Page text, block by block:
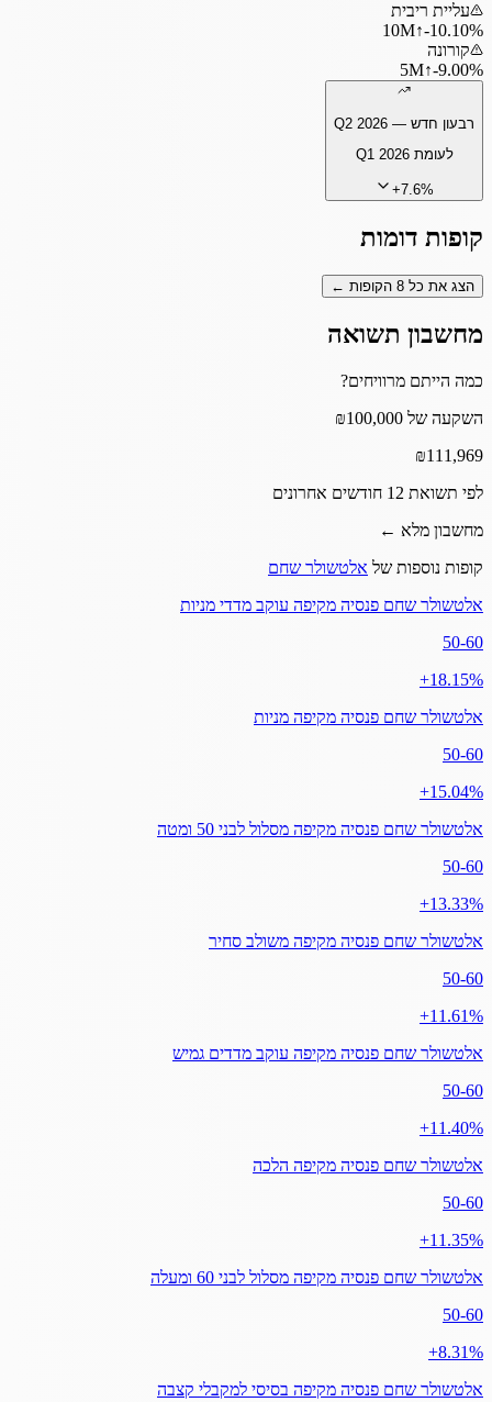
עליית ריבית
‎-10.10%
↑
10M
קורונה
‎-9.00%
↑
5M
רבעון חדש — Q2 2026
לעומתQ1 2026
+7.6%
קופות דומות
הצג את כל 8 הקופות ←
מחשבון תשואה
כמה הייתם מרוויחים?
השקעה של ₪100,000
₪111,969
לפי תשואת 12 חודשים אחרונים
מחשבון מלא ←
קופות נוספות של אלטשולר שחם
אלטשולר שחם פנסיה מקיפה עוקב מדדי מניות
50-60
‎+18.15%
אלטשולר שחם פנסיה מקיפה מניות
50-60
‎+15.04%
אלטשולר שחם פנסיה מקיפה מסלול לבני 50 ומטה
50-60
‎+13.33%
אלטשולר שחם פנסיה מקיפה משולב סחיר
50-60
‎+11.61%
אלטשולר שחם פנסיה מקיפה עוקב מדדים גמיש
50-60
‎+11.40%
אלטשולר שחם פנסיה מקיפה הלכה
50-60
‎+11.35%
אלטשולר שחם פנסיה מקיפה מסלול לבני 60 ומעלה
50-60
‎+8.31%
אלטשולר שחם פנסיה מקיפה בסיסי למקבלי קצבה